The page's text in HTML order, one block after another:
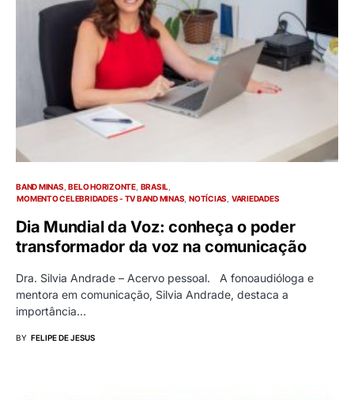
BAND MINAS BELO HORIZONTE BRASIL
MOMENTO CELEBRIDADES - TV BAND MINAS NOTÍCIAS VARIEDADES
Dia Mundial da Voz: conheça o poder
transformador da voz na comunicação
Dra. Silvia Andrade – Acervo pessoal. A fonoaudióloga e
mentora em comunicação, Silvia Andrade, destaca a
importância…
BY FELIPE DE JESUS